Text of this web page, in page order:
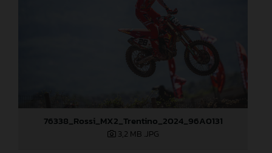
76338_Rossi_MX2_Trentino_2024_96A0131
3,2 MB .JPG